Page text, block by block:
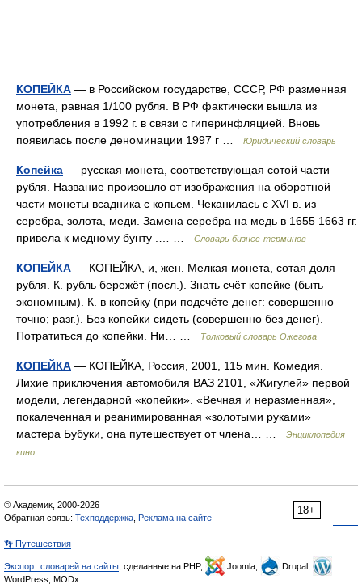
КОПЕЙКА — в Российском государстве, СССР, РФ разменная
монета, равная 1/100 рубля. В РФ фактически вышла из
употребления в 1992 г. в связи с гиперинфляцией. Вновь
появилась после деноминации 1997 г …
Юридический словарь
Копейка — русская монета, соответствующая сотой части
рубля. Название произошло от изображения на оборотной
части монеты всадника с копьем. Чеканилась с XVI в. из
серебра, золота, меди. Замена серебра на медь в 1655 1663 гг.
привела к медному бунту .… …
Словарь бизнес-терминов
КОПЕЙКА — КОПЕЙКА, и, жен. Мелкая монета, сотая доля
рубля. К. рубль бережёт (посл.). Знать счёт копейке (быть
экономным). К. в копейку (при подсчёте денег: совершенно
точно; разг.). Без копейки сидеть (совершенно без денег).
Потратиться до копейки. Ни… …
Толковый словарь Ожегова
КОПЕЙКА — КОПЕЙКА, Россия, 2001, 115 мин. Комедия.
Лихие приключения автомобиля ВАЗ 2101, «Жигулей» первой
модели, легендарной «копейки». «Вечная и неразменная»,
покалеченная и реанимированная «золотыми руками»
мастера Бубуки, она путешествует от члена… …
Энциклопедия
кино
18+
© Академик, 2000-2026
Обратная связь: Техподдержка Реклама на сайте
👣 Путешествия
Экспорт словарей на сайты , сделанные на PHP, Joomla,
Drupal,
WordPress, MODx.